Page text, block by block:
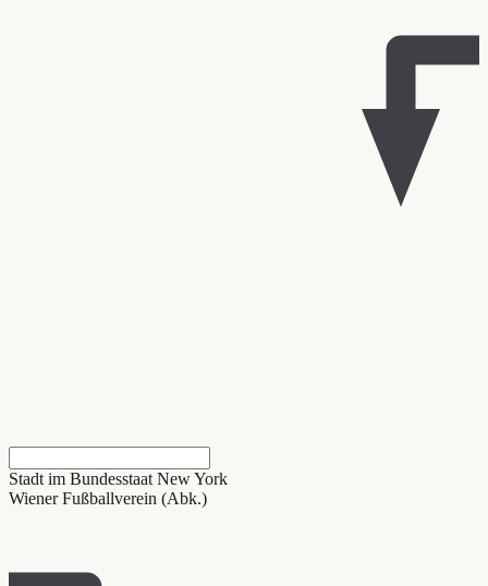
Stadt im Bundesstaat New York
Wiener Fußballverein (Abk.)